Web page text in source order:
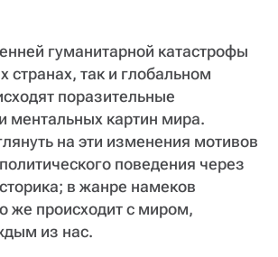
гуманитарной катастрофы
странах, так и глобальном
поразительные
ментальных картин мира.
на эти изменения мотивов
поведения через
в жанре намеков
же происходит с миром,
из нас.